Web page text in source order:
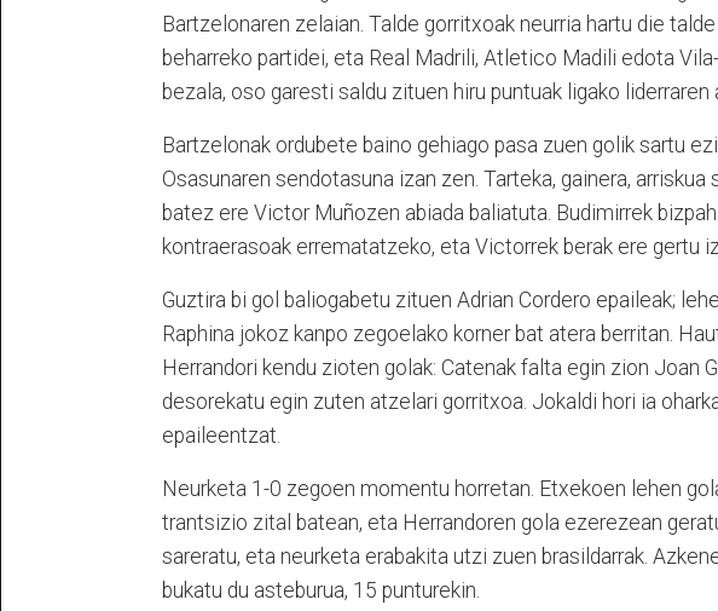
Bartzelonaren zelaian. Talde gorritxoak neurria hartu die
beharreko partidei, eta Real Madrili, Atletico Madili edota
bezala, oso garesti saldu zituen hiru puntuak ligako liderraren
Bartzelonak ordubete baino gehiago pasa zuen golik sartu
Osasunaren sendotasuna izan zen. Tarteka, gainera,
batez ere Victor Muñozen abiada baliatuta. Budimirrek
kontraerasoak errematatzeko, eta Victorrek berak ere gertu
Guztira bi gol baliogabetu zituen Adrian Cordero epaileak;
Raphina jokoz kanpo zegoelako korner bat atera berritan.
Herrandori kendu zioten golak: Catenak falta egin zion Joan
desorekatu egin zuten atzelari gorritxoa. Jokaldi hori ia
epaileentzat.
Neurketa 1-0 zegoen momentu horretan. Etxekoen lehen
trantsizio zital batean, eta Herrandoren gola ezerezean
sareratu, eta neurketa erabakita utzi zuen brasildarrak.
bukatu du asteburua, 15 punturekin.